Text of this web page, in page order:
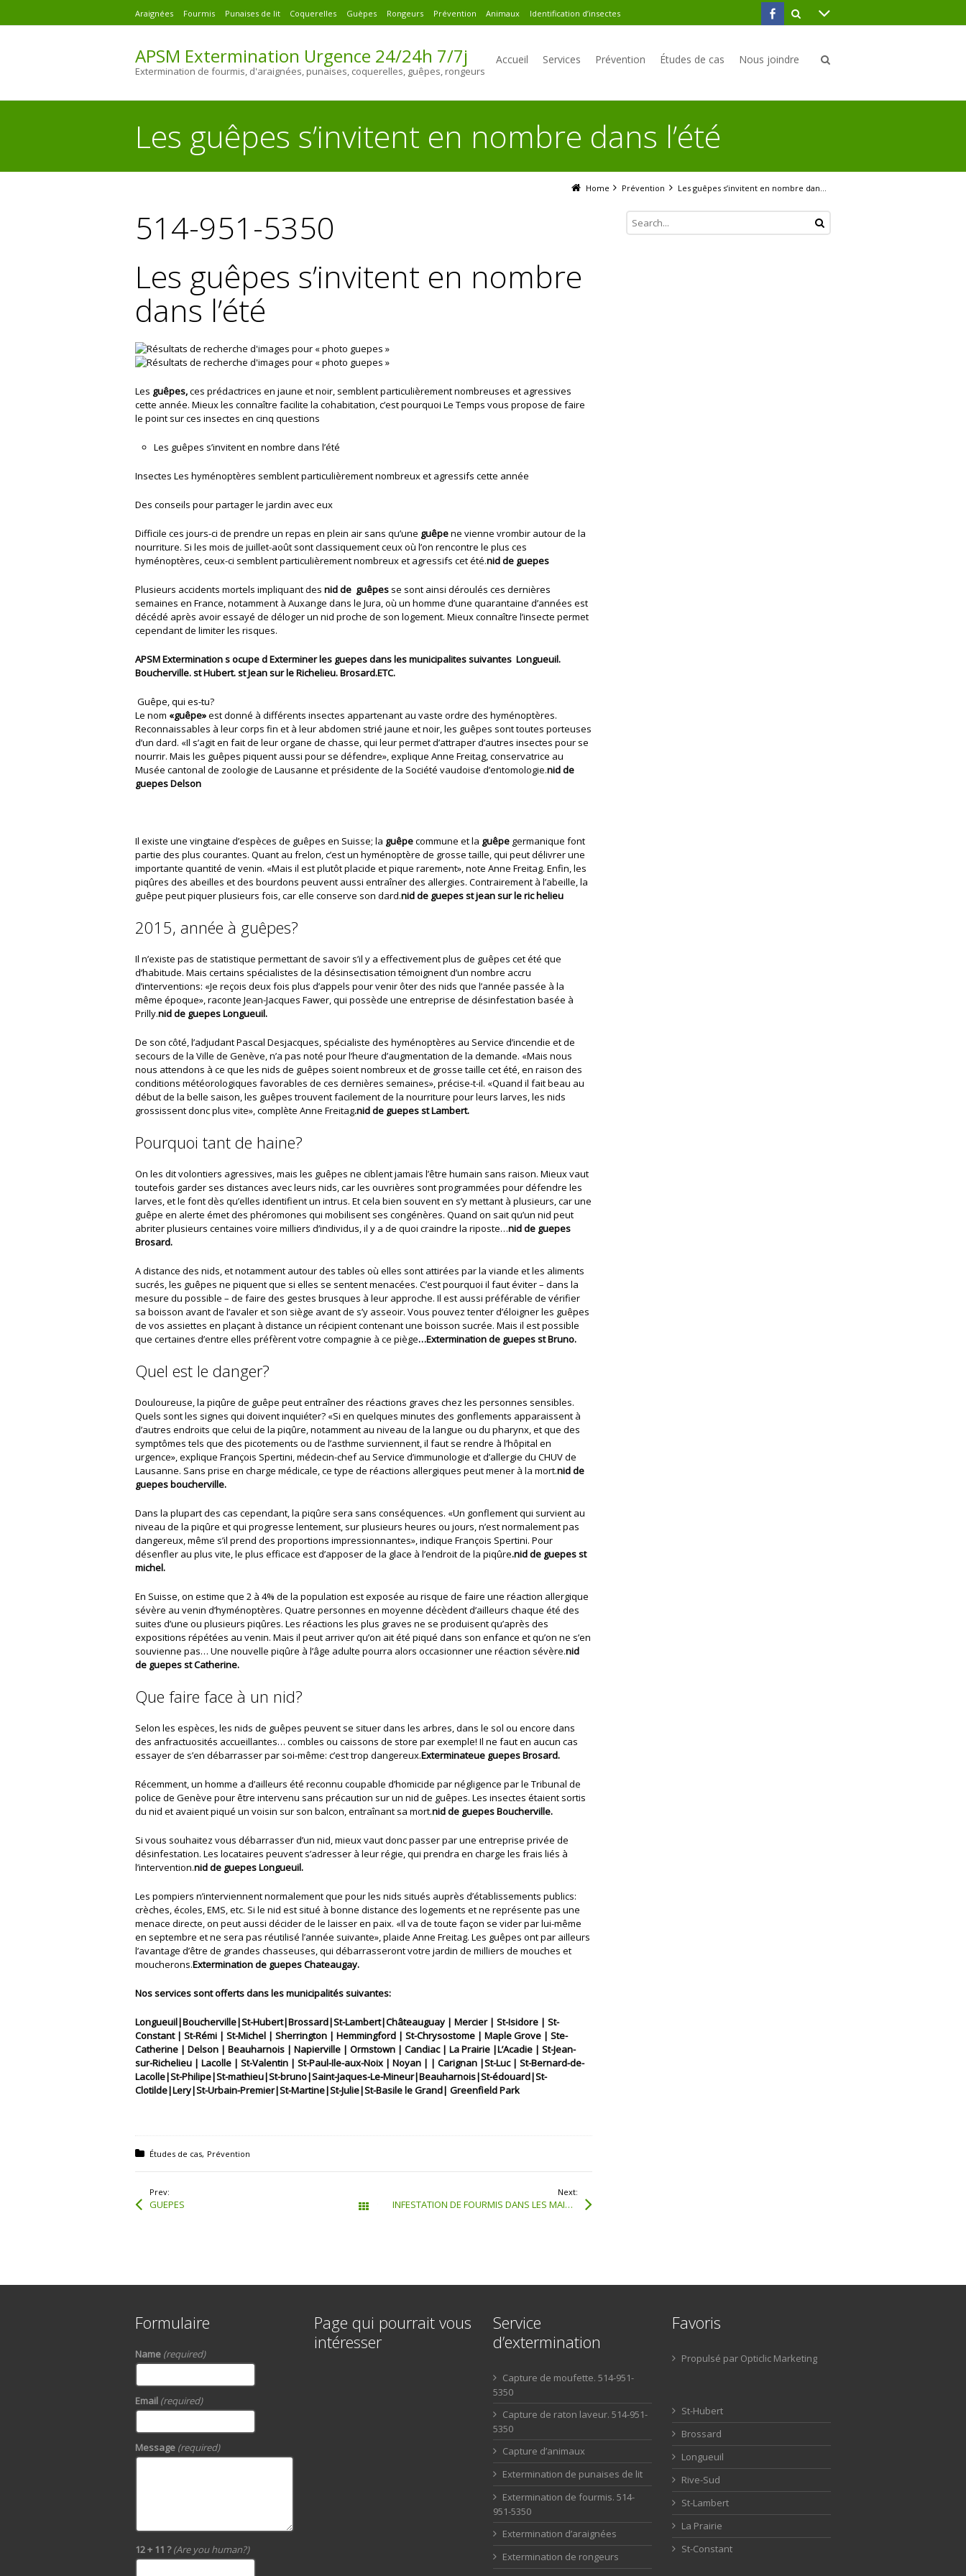
Araignées Fourmis Punaises de lit Coquerelles Guèpes Rongeurs Prévention Animaux Identification d’insectes
APSM Extermination Urgence 24/24h 7/7j
Extermination de fourmis, d'araignées, punaises, coquerelles, guêpes, rongeurs
Accueil Services Prévention Études de cas Nous joindre
Les guêpes s’invitent en nombre dans l’été
Home Prévention Les guêpes s’invitent en nombre dans l’été
514-951-5350
Les guêpes s’invitent en nombre
dans l’été
Les guêpes,ces prédactrices en jaune et noir, semblent particulièrement nombreuses et agressives
cette année. Mieux les connaître facilite la cohabitation, c’est pourquoi Le Temps vous propose de faire
le point sur ces insectes en cinq questions
Les guêpes s’invitent en nombre dans l’été
Insectes Les hyménoptères semblent particulièrement nombreux et agressifs cette année
Des conseils pour partager le jardin avec eux
Difficile ces jours-ci de prendre un repas en plein air sans qu’une guêpene vienne vrombir autour de la
nourriture. Si les mois de juillet-août sont classiquement ceux où l’on rencontre le plus ces
hyménoptères, ceux-ci semblent particulièrement nombreux et agressifs cet été.nid de guepes
Plusieurs accidents mortels impliquant des nid de guêpes se sont ainsi déroulés ces dernières
semaines en France, notamment à Auxange dans le Jura, où un homme d’une quarantaine d’années est
décédé après avoir essayé de déloger un nid proche de son logement. Mieux connaître l’insecte permet
cependant de limiter les risques.
APSM Extermination s ocupe d Exterminer les guepes dans les municipalites suivantes Longueuil.
Boucherville. st Hubert. st Jean sur le Richelieu. Brosard.ETC.
Guêpe, qui es-tu?
Le nom «guêpe»est donné à différents insectes appartenant au vaste ordre des hyménoptères.
Reconnaissables à leur corps fin et à leur abdomen strié jaune et noir, les guêpes sont toutes porteuses
d’un dard. «Il s’agit en fait de leur organe de chasse, qui leur permet d’attraper d’autres insectes pour se
nourrir. Mais les guêpes piquent aussi pour se défendre», explique Anne Freitag, conservatrice au
Musée cantonal de zoologie de Lausanne et présidente de la Société vaudoise d’entomologie.nid de
guepes Delson
Il existe une vingtaine d’espèces de guêpes en Suisse; la guêpecommune et la guêpe germanique font
partie des plus courantes. Quant au frelon, c’est un hyménoptère de grosse taille, qui peut délivrer une
importante quantité de venin. «Mais il est plutôt placide et pique rarement», note Anne Freitag. Enfin, les
piqûres des abeilles et des bourdons peuvent aussi entraîner des allergies. Contrairement à l’abeille, la
guêpe peut piquer plusieurs fois, car elle conserve son dard.nid de guepes st jean sur le ric helieu
2015, année à guêpes?
Il n’existe pas de statistique permettant de savoir s’il y a effectivement plus de guêpes cet été que
d’habitude. Mais certains spécialistes de la désinsectisation témoignent d’un nombre accru
d’interventions: «Je reçois deux fois plus d’appels pour venir ôter des nids que l’année passée à la
même époque», raconte Jean-Jacques Fawer, qui possède une entreprise de désinfestation basée à
Prilly.nid de guepes Longueuil.
De son côté, l’adjudant Pascal Desjacques, spécialiste des hyménoptères au Service d’incendie et de
secours de la Ville de Genève, n’a pas noté pour l’heure d’augmentation de la demande. «Mais nous
nous attendons à ce que les nids de guêpes soient nombreux et de grosse taille cet été, en raison des
conditions météorologiques favorables de ces dernières semaines», précise-t-il. «Quand il fait beau au
début de la belle saison, les guêpes trouvent facilement de la nourriture pour leurs larves, les nids
grossissent donc plus vite», complète Anne Freitag.nid de guepes st Lambert.
Pourquoi tant de haine?
On les dit volontiers agressives, mais les guêpes ne ciblent jamais l’être humain sans raison. Mieux vaut
toutefois garder ses distances avec leurs nids, car les ouvrières sont programmées pour défendre les
larves, et le font dès qu’elles identifient un intrus. Et cela bien souvent en s’y mettant à plusieurs, car une
guêpe en alerte émet des phéromones qui mobilisent ses congénères. Quand on sait qu’un nid peut
abriter plusieurs centaines voire milliers d’individus, il y a de quoi craindre la riposte…nid de guepes
Brosard.
A distance des nids, et notamment autour des tables où elles sont attirées par la viande et les aliments
sucrés, les guêpes ne piquent que si elles se sentent menacées. C’est pourquoi il faut éviter – dans la
mesure du possible – de faire des gestes brusques à leur approche. Il est aussi préférable de vérifier
sa boisson avant de l’avaler et son siège avant de s’y asseoir. Vous pouvez tenter d’éloigner les guêpes
de vos assiettes en plaçant à distance un récipient contenant une boisson sucrée. Mais il est possible
que certaines d’entre elles préfèrent votre compagnie à ce piège…Extermination de guepes st Bruno.
Quel est le danger?
Douloureuse, la piqûre de guêpe peut entraîner des réactions graves chez les personnes sensibles.
Quels sont les signes qui doivent inquiéter? «Si en quelques minutes des gonflements apparaissent à
d’autres endroits que celui de la piqûre, notamment au niveau de la langue ou du pharynx, et que des
symptômes tels que des picotements ou de l’asthme surviennent, il faut se rendre à l’hôpital en
urgence», explique François Spertini, médecin-chef au Service d’immunologie et d’allergie du CHUV de
Lausanne. Sans prise en charge médicale, ce type de réactions allergiques peut mener à la mort.nid de
guepes boucherville.
Dans la plupart des cas cependant, la piqûre sera sans conséquences. «Un gonflement qui survient au
niveau de la piqûre et qui progresse lentement, sur plusieurs heures ou jours, n’est normalement pas
dangereux, même s’il prend des proportions impressionnantes», indique François Spertini. Pour
désenfler au plus vite, le plus efficace est d’apposer de la glace à l’endroit de la piqûre.nid de guepes st
michel.
En Suisse, on estime que 2 à 4% de la population est exposée au risque de faire une réaction allergique
sévère au venin d’hyménoptères. Quatre personnes en moyenne décèdent d’ailleurs chaque été des
suites d’une ou plusieurs piqûres. Les réactions les plus graves ne se produisent qu’après des
expositions répétées au venin. Mais il peut arriver qu’on ait été piqué dans son enfance et qu’on ne s’en
souvienne pas… Une nouvelle piqûre à l’âge adulte pourra alors occasionner une réaction sévère.nid
de guepes st Catherine.
Que faire face à un nid?
Selon les espèces, les nids de guêpes peuvent se situer dans les arbres, dans le sol ou encore dans
des anfractuosités accueillantes… combles ou caissons de store par exemple! Il ne faut en aucun cas
essayer de s’en débarrasser par soi-même: c’est trop dangereux.Exterminateue guepes Brosard.
Récemment, un homme a d’ail­leurs été reconnu coupable d’homicide par négligence par le Tribunal de
police de Genève pour être intervenu sans précaution sur un nid de guêpes. Les insectes étaient sortis
du nid et avaient piqué un voisin sur son balcon, entraînant sa mort.nid de guepes Boucherville.
Si vous souhaitez vous débarrasser d’un nid, mieux vaut donc passer par une entreprise privée de
désinfestation. Les locataires peuvent s’adresser à leur régie, qui prendra en charge les frais liés à
l’intervention.nid de guepes Longueuil.
Les pompiers n’interviennent normalement que pour les nids situés auprès d’établissements publics:
crèches, écoles, EMS, etc. Si le nid est situé à bonne distance des logements et ne représente pas une
menace directe, on peut aussi décider de le laisser en paix. «Il va de toute façon se vider par lui-même
en septembre et ne sera pas réutilisé l’année suivante», plaide Anne Freitag. Les guêpes ont par ailleurs
l’avantage d’être de grandes chasseuses, qui débarrasseront votre jardin de milliers de mouches et
moucherons.Extermination de guepes Chateaugay.
Nos services sont offerts dans les municipalités suivantes:
Longueuil|Boucherville|St-Hubert|Brossard|St-Lambert|Châteauguay | Mercier | St-Isidore | St-
Constant | St-Rémi | St-Michel | Sherrington | Hemmingford | St-Chrysostome | Maple Grove | Ste-
Catherine | Delson | Beauharnois | Napierville | Ormstown | Candiac | La Prairie |L’Acadie | St-Jean-
sur-Richelieu | Lacolle | St-Valentin | St-Paul-Ile-aux-Noix | Noyan | | Carignan |St-Luc | St-Bernard-de-
Lacolle|St-Philipe|St-mathieu|St-bruno|Saint-Jaques-Le-Mineur|Beauharnois|St-édouard|St-
Clotilde|Lery|St-Urbain-Premier|St-Martine|St-Julie|St-Basile le Grand| Greenfield Park
Posted in:
Études de cas Prévention
Prev:
GUEPES Tous les articles
Next:
INFESTATION DE FOURMIS DANS LES MAISON
Formulaire
Name (required)
Email (required)
Message (required)
12 + 11 ?(Are you human?)
Page qui pourrait vous
intéresser
Service
d’extermination
Capture de moufette. 514-951-
5350
Capture de raton laveur. 514-951-
5350
Capture d’animaux
Extermination de punaises de lit
Extermination de fourmis. 514-
951-5350
Extermination d’araignées
Extermination de rongeurs
Favoris
Propulsé par Opticlic Marketing
St-Hubert
Brossard
Longueuil
Rive-Sud
St-Lambert
La Prairie
St-Constant